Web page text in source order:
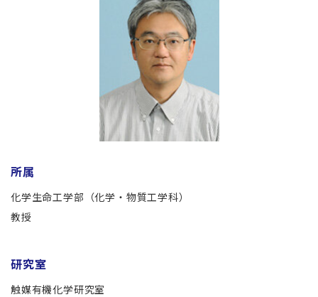
所属
化学生命工学部（化学・物質工学科）
教授
研究室
触媒有機化学研究室